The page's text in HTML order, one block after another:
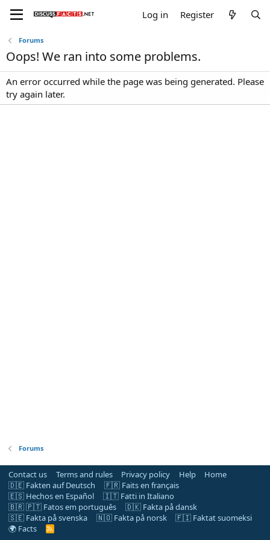
Log in Register
Forums
Oops! We ran into some problems.
An error occurred while the page was being generated. Please
try again later.
Forums
Contact us Terms and rules Privacy policy Help
Home
🇩🇪 Fakten auf Deutsch
🇫🇷 Faits en français
🇪🇸 Hechos en Español
🇮🇹 Fatti in Italiano
🇧🇷 🇵🇹 Fatos em português
🇩🇰 Fakta på dansk
🇸🇪 Fakta på svenska
🇳🇴 Fakta på norsk
🇫🇮 Faktat suomeksi
🌍 Facts
R